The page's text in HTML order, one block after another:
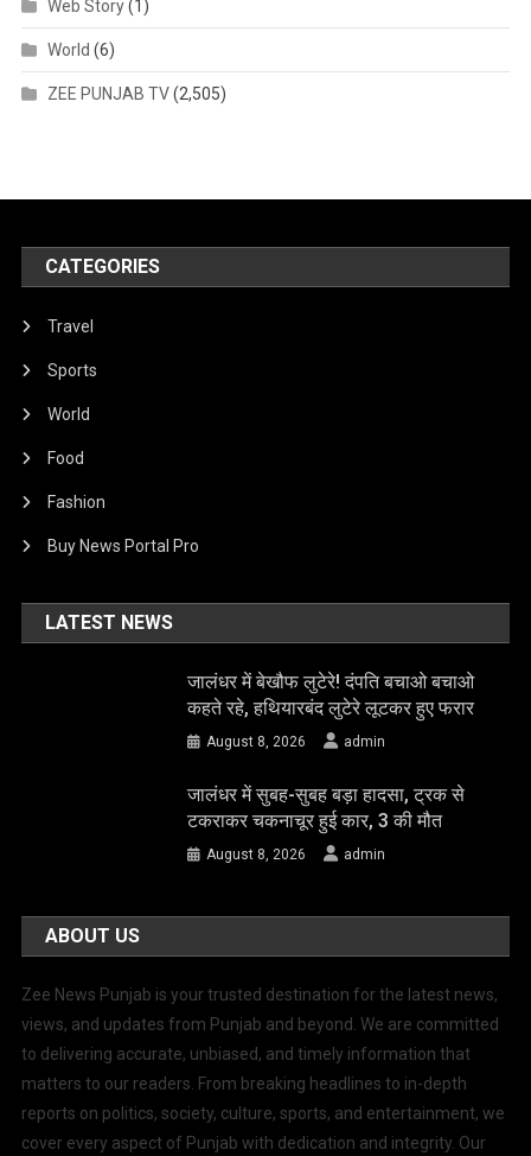
Web Story(1)
World (6)
ZEE PUNJAB TV(2,505)
CATEGORIES
Travel
Sports
World
Food
Fashion
Buy News Portal Pro
LATEST NEWS
जालंधर में बेखौफ लुटेरे! दंपति बचाओ बचाओ
कहते रहे, हथियारबंद लुटेरे लूटकर हुए फरार
August 8, 2026 admin
जालंधर में सुबह-सुबह बड़ा हादसा, ट्रक से
टकराकर चकनाचूर हुई कार, 3 की मौत
August 8, 2026 admin
ABOUT US
Zee News Punjab is your trusted destination for the latest news,
views, and updates from Punjab and beyond. We are committed
to delivering accurate, unbiased, and timely information that
matters to our readers. From breaking headlines to in-depth
reports on politics, society, culture, sports, and entertainment, we
cover every aspect of Punjab with dedication and integrity. Our